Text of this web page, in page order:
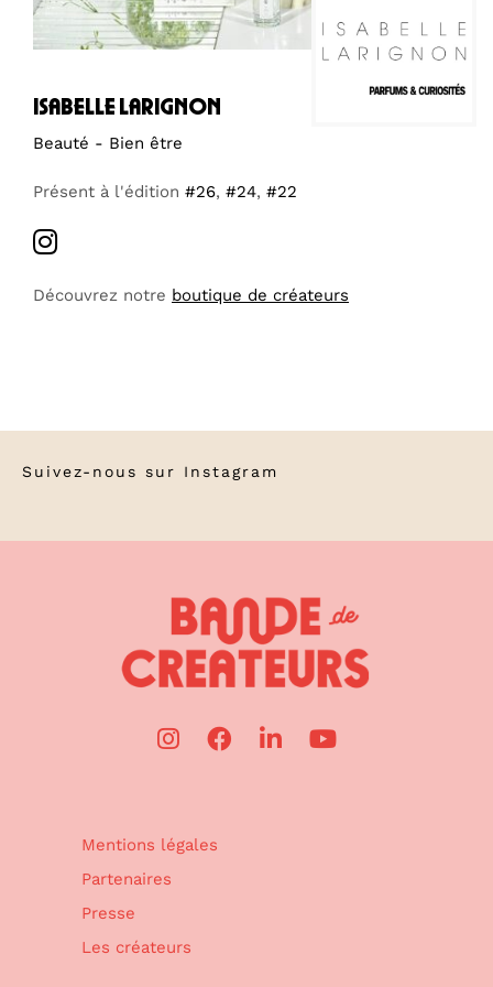
isabelle larignon
Beauté - Bien être
Présent à l'édition #26, #24, #22
Découvrez notre boutique de créateurs
Suivez-nous sur Instagram
Mentions légales
Partenaires
Presse
Les créateurs